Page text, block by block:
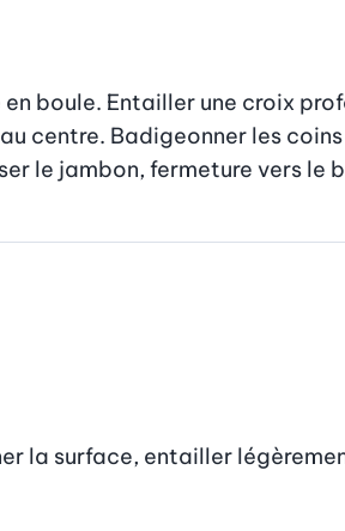
boule. Entailler une croix
centre. Badigeonner les
le jambon, fermeture vers le
la surface, entailler